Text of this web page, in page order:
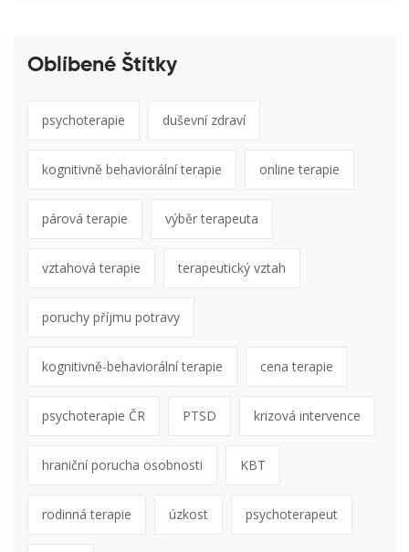
Oblíbené Štítky
psychoterapie duševní zdraví
kognitivně behaviorální terapie online terapie
párová terapie výběr terapeuta
vztahová terapie terapeutický vztah
poruchy příjmu potravy
kognitivně-behaviorální terapie cena terapie
psychoterapie ČR PTSD krizová intervence
hraniční porucha osobnosti KBT
rodinná terapie úzkost psychoterapeut